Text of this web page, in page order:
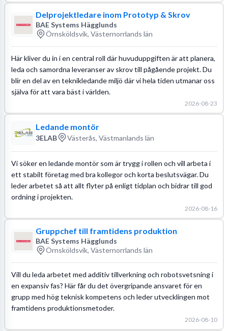
Delprojektledare inom Prototyp & Skrov
BAE Systems Hägglunds
Örnsköldsvik, Västernorrlands län
Här kliver du in i en central roll där huvuduppgiften är att planera,
leda och samordna leveranser av skrov till pågående projekt. Du
blir en del av en teknikledande miljö där vi hela tiden utmanar oss
själva för att vara bäst i världen.
2026-08-23
Ledande montör
3ELAB Västerås, Västmanlands län
Vi söker en ledande montör som är trygg i rollen och vill arbeta i
ett stabilt företag med bra kollegor och korta beslutsvägar. Du
leder arbetet så att allt flyter på enligt tidplan och bidrar till god
ordning i projekten.
2026-08-16
Gruppchef till framtidens produktion
BAE Systems Hägglunds
Örnsköldsvik, Västernorrlands län
Vill du leda arbetet med additiv tillverkning och robotsvetsning i
en expansiv fas? Här får du det övergripande ansvaret för en
grupp med hög teknisk kompetens och leder utvecklingen mot
framtidens produktionsmetoder.
2026-08-10